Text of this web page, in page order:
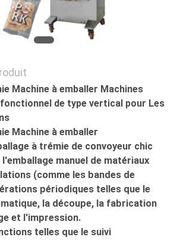
Machine à emballer Machines
de type vertical pour Les
Machine à emballer
à trémie de convoyeur chic
manuel de matériaux
(comme les bandes de
périodiques telles que le
la découpe, la fabrication
et l'impression.
telles que le suivi